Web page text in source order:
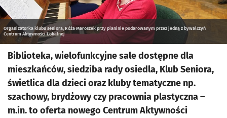
Organizatorka klubu seniora, Róża Maroszek przy pianinie podarowanym przez jedną z bywalczyń
Centrum Aktywności Lokalnej
Biblioteka, wielofunkcyjne sale dostępne dla
mieszkańców, siedziba rady osiedla, Klub Seniora,
świetlica dla dzieci oraz kluby tematyczne np.
szachowy, brydżowy czy pracownia plastyczna –
m.in. to oferta nowego Centrum Aktywności